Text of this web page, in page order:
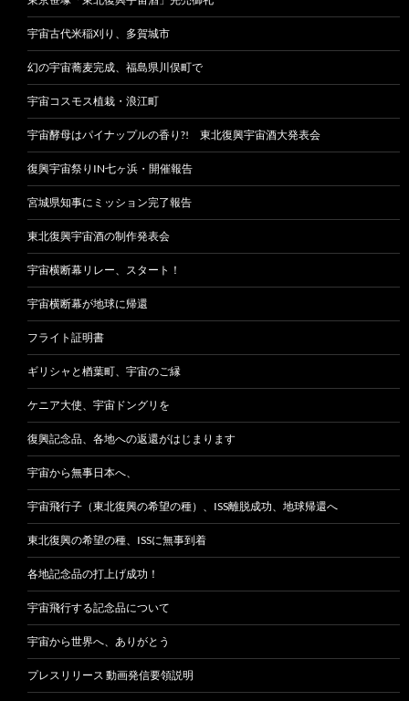
宇宙古代米稲刈り、多賀城市
幻の宇宙蕎麦完成、福島県川俣町で
宇宙コスモス植栽・浪江町
宇宙酵母はパイナップルの香り?! 東北復興宇宙酒大発表会
復興宇宙祭りIN七ヶ浜・開催報告
宮城県知事にミッション完了報告
東北復興宇宙酒の制作発表会
宇宙横断幕リレー、スタート！
宇宙横断幕が地球に帰還
フライト証明書
ギリシャと楢葉町、宇宙のご縁
ケニア大使、宇宙ドングリを
復興記念品、各地への返還がはじまります
宇宙から無事日本へ、
宇宙飛行子（東北復興の希望の種）、ISS離脱成功、地球帰還へ
東北復興の希望の種、ISSに無事到着
各地記念品の打上げ成功！
宇宙飛行する記念品について
宇宙から世界へ、ありがとう
プレスリリース 動画発信要領説明